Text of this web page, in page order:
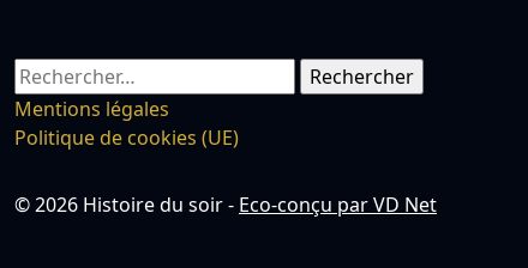
Rechercher :
Mentions légales
Politique de cookies (UE)
© 2026 Histoire du soir - Eco-conçu par VD Net